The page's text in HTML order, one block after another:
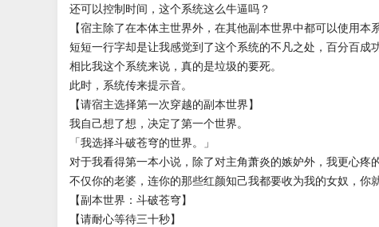
还可以控制时间，这个系统这么牛逼吗？
【宿主除了在本体主世界外，在其他副本世界中都可以使用本
短短一行字却是让我感觉到了这个系统的不凡之处，百分百
相比我这个系统来说，真的是垃圾的要死。
此时，系统传来提示音。
【请宿主选择第一次穿越的副本世界】
我自己想了想，决定了第一个世界。
「我选择斗破苍穹的世界。」
对于我看得第一本小说，除了对主角萧炎的嫉妒外，我更心
不仅你的老婆，连你的那些红颜知己我都要收为我的女奴，你
【副本世界：斗破苍穹】
【请耐心等待三十秒】